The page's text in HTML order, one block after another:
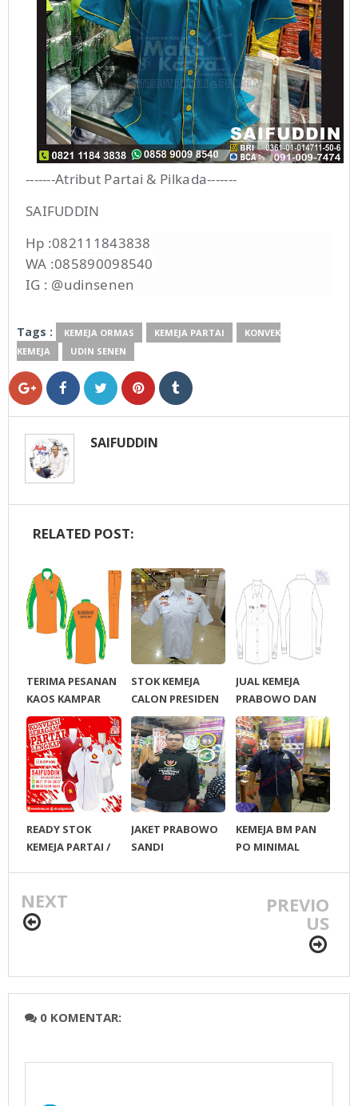
-------Atribut Partai & Pilkada-------
SAIFUDDIN
Hp :082111843838
WA :085890098540
IG : @udinsenen
Tags : KEMEJA ORMAS KEMEJA PARTAI
KONVEK
KEMEJA
UDIN SENEN
SAIFUDDIN
RELATED POST:
TERIMA PESANAN
KAOS KAMPAR
TOPI KAMPAR
ROMPI KAMPAR
STOK KEMEJA
CALON PRESIDEN
PRABOWO SANDI
02
JUAL KEMEJA
PRABOWO DAN
JOKOWIAMIN01
TKN PRESIDEN RI
READY STOK
KEMEJA PARTAI /
JAKET PRABOWO
SANDI
KEMEJA BM PAN
PO MINIMAL
NEXT PREVIO
US
0 KOMENTAR: